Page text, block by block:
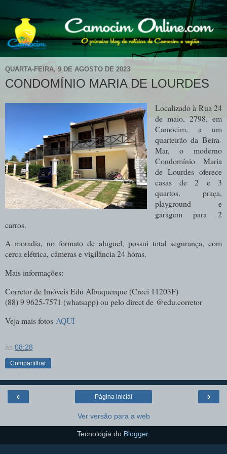
QUARTA-FEIRA, 9 DE AGOSTO DE 2023
CONDOMÍNIO MARIA DE LOURDES
Localizado à Rua 24
de maio, 2798, em
Camocim, a um
quarteirão da Beira-
Mar, o moderno
Condomínio Maria
de Lourdes oferece
casas de 2 e 3
quartos, praça,
playground e
garagem para 2
carros.
A moradia, no formato de aluguel, possui total segurança, com
cerca elétrica, câmeras e vigilância 24 horas.
Mais informações:
Corretor de Imóveis Edu Albuquerque (Creci 11203F)
(88) 9 9625-7571 (whatsapp) ou pelo direct de @edu.corretor
Veja mais fotos AQUI
às 08:28
Compartilhar
‹ ›
Página inicial
Ver versão para a web
Tecnologia do Blogger.